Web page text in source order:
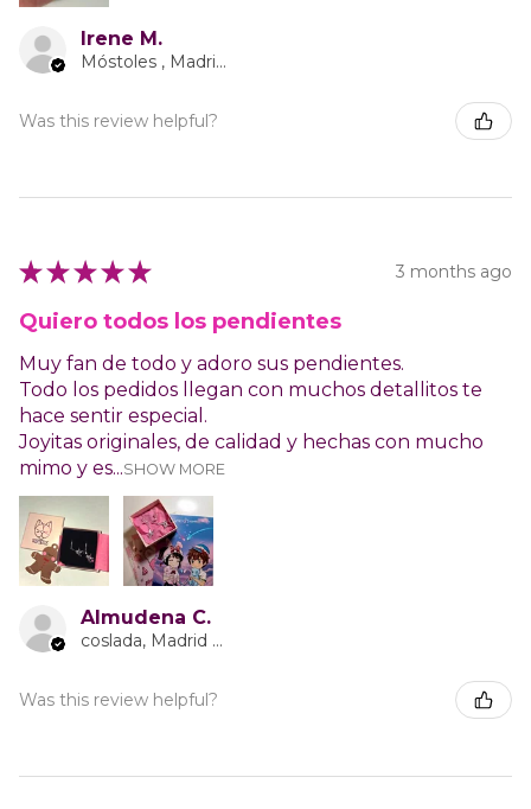
Irene M.
Móstoles , Madrid Autonomous Community
Was this review helpful?
★ ★ ★ ★ ★ 3 months ago
Quiero todos los pendientes
Muy fan de todo y adoro sus pendientes.
Todo los pedidos llegan con muchos detallitos te
hace sentir especial.
Joyitas originales, de calidad y hechas con mucho
mimo y es...SHOW MORE
Almudena C.
coslada, Madrid Province
Was this review helpful?